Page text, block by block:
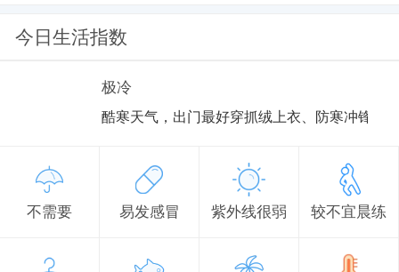
今日生活指数
极冷
酷寒天气，出门最好穿抓绒上衣、防寒冲锋衣
不需要 易发感冒 紫外线很弱 较不宜晨练